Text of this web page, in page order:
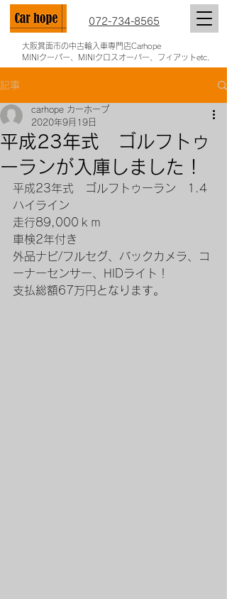
072-734-8565
大阪箕面市の中古輸入車専門店Carhope
MINIクーパー、MINIクロスオーバー、フィアットetc.
記事
平成23年式 ゴルフトゥ
ーランが入庫しました！
carhope カーホープ
2020年9月19日
平成23年式　ゴルフトゥーラン　1.4
ハイライン
走行89,000ｋｍ
車検2年付き
外品ナビ/フルセグ、バックカメラ、コ
ーナーセンサー、HIDライト！
支払総額67万円となります。